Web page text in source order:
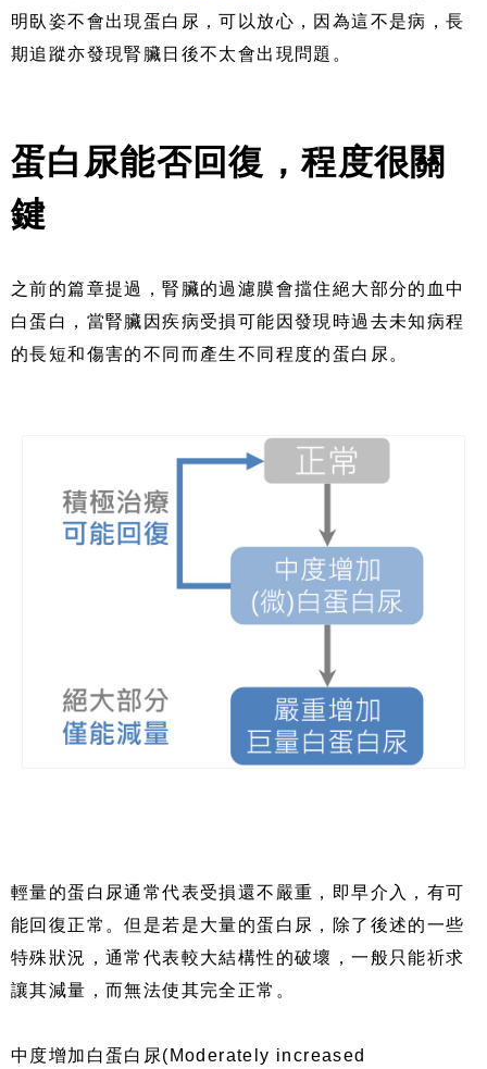
明臥姿不會出現蛋白尿，可以放心，因為這不是病，長
期追蹤亦發現腎臟日後不太會出現問題。
蛋白尿能否回復，程度很關
鍵
之前的篇章提過，腎臟的過濾膜會擋住絕大部分的血中
白蛋白，當腎臟因疾病受損可能因發現時過去未知病程
的長短和傷害的不同而產生不同程度的蛋白尿。
輕量的蛋白尿通常代表受損還不嚴重，即早介入，有可
能回復正常。但是若是大量的蛋白尿，除了後述的一些
特殊狀況，通常代表較大結構性的破壞，一般只能祈求
讓其減量，而無法使其完全正常。
中度增加白蛋白尿 (Moderately increased